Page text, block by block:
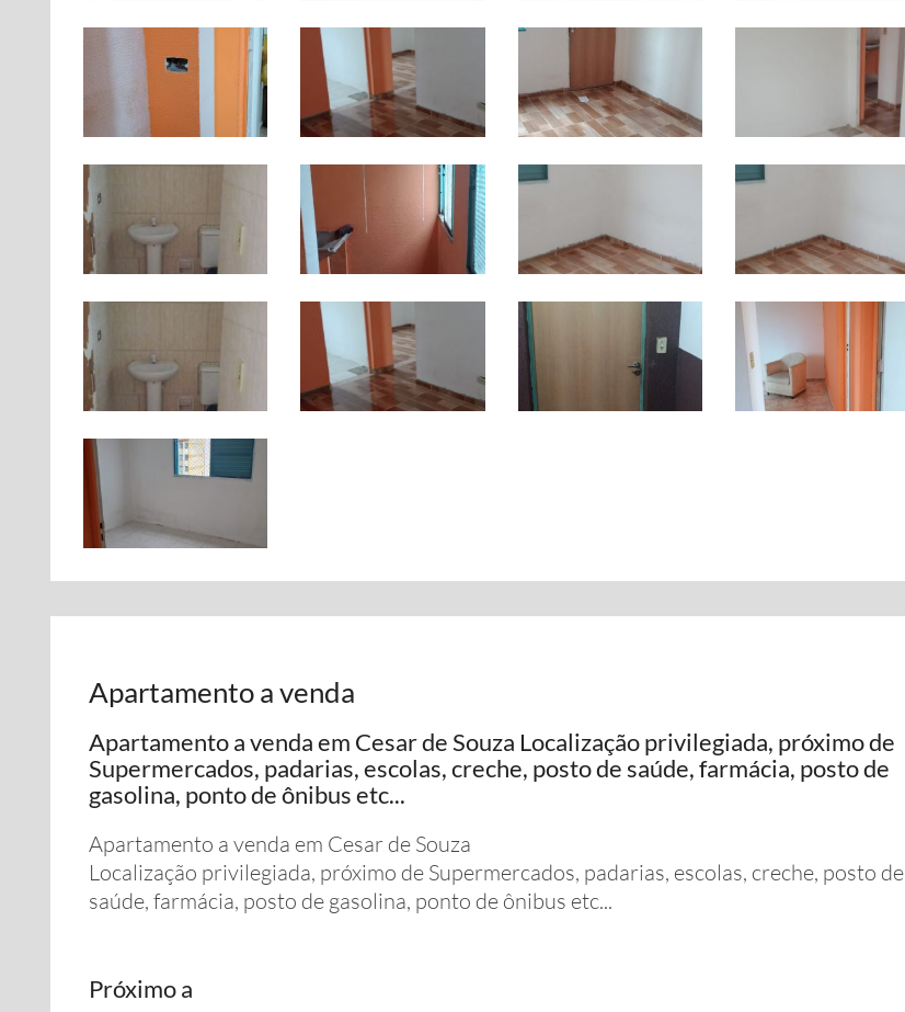
Apartamento a venda
Apartamento a venda em Cesar de Souza Localização privilegiada, próximo de
Supermercados, padarias, escolas, creche, posto de saúde, farmácia, posto de
gasolina, ponto de ônibus etc...
Apartamento a venda em Cesar de Souza
Localização privilegiada, próximo de Supermercados, padarias, escolas, creche, posto de
saúde, farmácia, posto de gasolina, ponto de ônibus etc...
Próximo a